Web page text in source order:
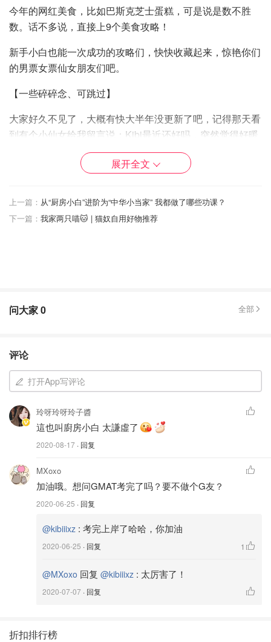
今年的网红美食，比如巴斯克芝士蛋糕，可是说是数不胜
数。话不多说，直接上9个美食攻略！
新手小白也能一次成功的攻略们，快快收藏起来，惊艳你们
的男票女票仙女朋友们吧。
【一些碎碎念、可跳过】
大家好久不见了，大概有快大半年没更新了吧，记得那天看
到有个小仙女给我留言说：Kibi最近还好吗，突然觉得好暖
去年从欧洲圣诞假回来以后，就认真在备考Gmat。
1月份第一次去了急诊，因为切🥑把手指给切了也是醉了。
后面疫情蔓延，三月中就开始work from home。本以为在家
家就在工作。
今年很幸运加了两次工资，换了一直想去的部门，在年底前
应该就会升职了，一切努力都是会有回报的。
虽然很辛苦，生活毕竟还是自己的呀。戒了各种社交软件，
每周末我还是忙里偷闲试做一些新的美食，凑齐了9张分享
给大家。
希望不管你在哪里，一切都顺利。
—————————————————
并非专业烹饪人员，纯属业余爱好爱捣鼓，配方均不是原
创，但在自己试做后有少数修改，欢迎大家一起来分享👏
展开全文
上一篇： 从“厨房小白”进阶为“中华小当家” 我都做了哪些功课？
下一篇： 我家两只喵🐱 | 猫奴自用好物推荐
问大家0 全部
评论
打开App写评论
玲呀玲呀玲子醬
這也叫廚房小白 太謙虛了
2020-08-17 · 回复
MXoxo
加油哦。想问GMAT考完了吗？要不做个G友？
2020-06-25 · 回复
@kibiiixz : 考完上岸了哈哈，你加油
2020-06-25 · 回复 1
@MXoxo 回复 @kibiiixz : 太厉害了！
2020-07-07 · 回复
折扣排行榜